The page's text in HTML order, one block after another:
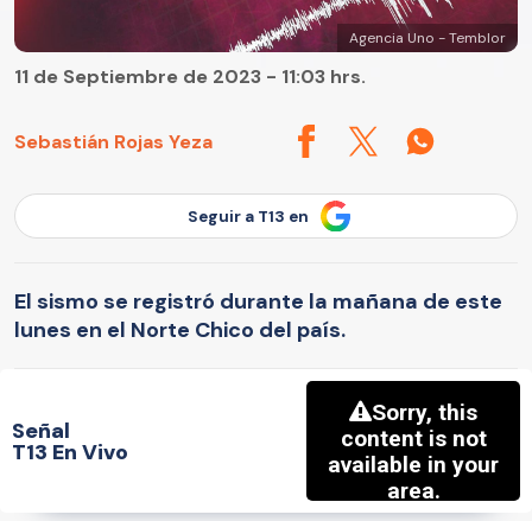
Agencia Uno - Temblor
Sebastián Rojas Yeza
11 de Septiembre de 2023 - 11:03 hrs.
Seguir a T13 en
El sismo se registró durante la mañana de este
lunes en el Norte Chico del país.
Señal
T13 En Vivo